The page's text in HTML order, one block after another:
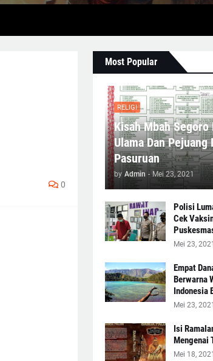
0
Most Popular
RELIGI
Kisah Mbah Segoro
Ulama Dan Pejuang
Pasuruan
by Admin - Mei 23, 2021
Polisi
Cek
Mei 23, 2021
Empat
Berwarna
Indonesia
Mei 23, 2021
Isi
Mengenai
Mei 18, 2021